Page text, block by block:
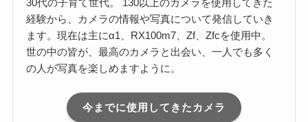
経験から、カメラの情報や写真について発信していき
ます。現在は主にα1、RX100m7、Zf、Zfcを使用中。
世の中の皆が、最高のカメラと出会い、一人でも多く
の人が写真を楽しめますように。
今までに使用してきたカメラ